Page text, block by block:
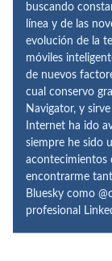
buscando
línea y de las
evolución de la
móviles
de nuevos
cual conservo
Navigator, y
Internet ha ido
siempre he sido
acontecimientos
encontrarme
Bluesky como
profesional